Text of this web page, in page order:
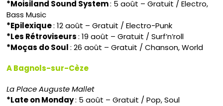
*Moisiland Sound System: 5 août – Gratuit / Electro,
Bass Music
*Epilexique: 12 août – Gratuit / Electro-Punk
*Les Rétroviseurs: 19 août – Gratuit / Surf’n’roll
*Moças do Soul: 26 août – Gratuit / Chanson, World
A Bagnols-sur-Cèze
La Place Auguste Mallet
*Late on Monday: 5 août – Gratuit / Pop, Soul